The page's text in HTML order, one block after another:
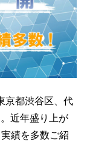
京都渋谷区、代
近年盛り上が
績を多数ご紹